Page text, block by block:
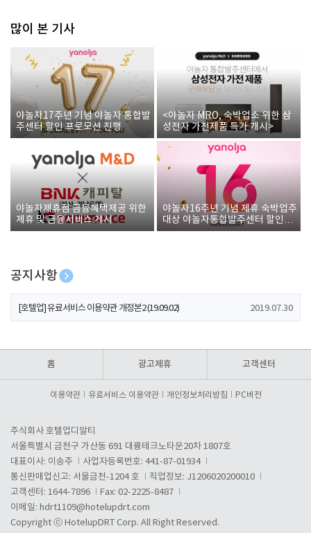
많이 본 기사
야놀자17주년 기념 야놀자 통합발
주센터 할인 프로모션 진행
<야놀자 MRO, 숙박업소 위한 삼
성전자 가전제품 특가 개시>
야놀자제휴점 금융혜택제공 위한
제휴 및 금융서비스 게시
야놀자16주년 기념 제휴 숙박업주
대상 야놀자통합발주센터 할인쿠
폰 증정
공지사항
[호텔업] 개인정보 처리방침 개정본1 (19.09.02)
[호텔업] 유료서비스 이용약관 개정본2 (19.09.02) 2019.07.30
홈 광고제휴 고객센터
이용약관 유료서비스 이용약관 개인정보처리방침 PC버전
주식회사 호텔업디알티
서울특별시 금천구 가산동 691 대륭테크노타운20차 1807호
대표이사: 이송주
사업자등록번호: 441-87-01934
통신판매업신고: 서울금천-1204 호
직업정보: J1206020200010
고객센터: 1644-7896
Fax: 02-2225-8487
이메일: hdrt1109@hotelupdrt.com
Copyright ⓒ HotelupDRT Corp. All Right Reserved.